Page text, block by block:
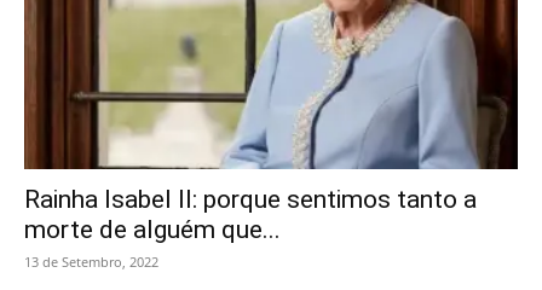
Rainha Isabel II: porque sentimos tanto a
morte de alguém que...
13 de Setembro, 2022